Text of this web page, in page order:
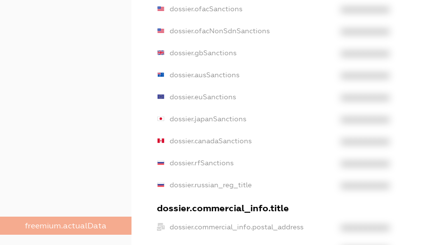
freemium.actualData
dossier.ofacSanctions
dossier.ofacNonSdnSanctions
dossier.gbSanctions
dossier.ausSanctions
dossier.euSanctions
dossier.japanSanctions
dossier.canadaSanctions
dossier.rfSanctions
dossier.russian_reg_title
dossier.commercial_info.title
dossier.commercial_info.postal_address